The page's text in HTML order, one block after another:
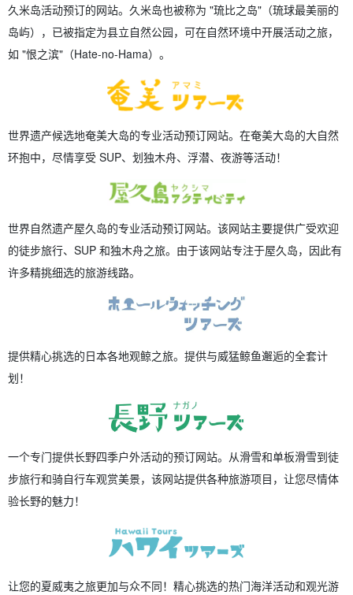
久米岛活动预订的网站。久米岛也被称为 "琉比之岛"（琉球最美丽的
岛屿），已被指定为县立自然公园，可在自然环境中开展活动之旅，
如 "恨之滨"（Hate-no-Hama）。
世界遗产候选地奄美大岛的专业活动预订网站。在奄美大岛的大自然
环抱中，尽情享受 SUP、划独木舟、浮潜、夜游等活动！
世界自然遗产屋久岛的专业活动预订网站。该网站主要提供广受欢迎
的徒步旅行、SUP 和独木舟之旅。由于该网站专注于屋久岛，因此有
许多精挑细选的旅游线路。
提供精心挑选的日本各地观鲸之旅。提供与威猛鲸鱼邂逅的全套计
划！
一个专门提供长野四季户外活动的预订网站。从滑雪和单板滑雪到徒
步旅行和骑自行车观赏美景，该网站提供各种旅游项目，让您尽情体
验长野的魅力！
让您的夏威夷之旅更加与众不同！精心挑选的热门海洋活动和观光游